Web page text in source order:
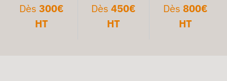
Dès300€
HT
Dès 450€
HT
Dès 800€
HT